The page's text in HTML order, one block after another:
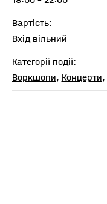
Вартість:
Вхід вільний
Категорії події:
Воркшопи, Концерти,